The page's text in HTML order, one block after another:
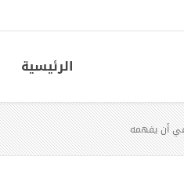
الرئيسية
أن يفهمه